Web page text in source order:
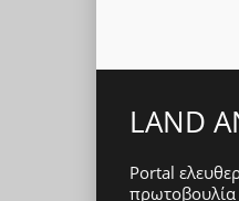
LAND
Portal
πρωτοβουλία